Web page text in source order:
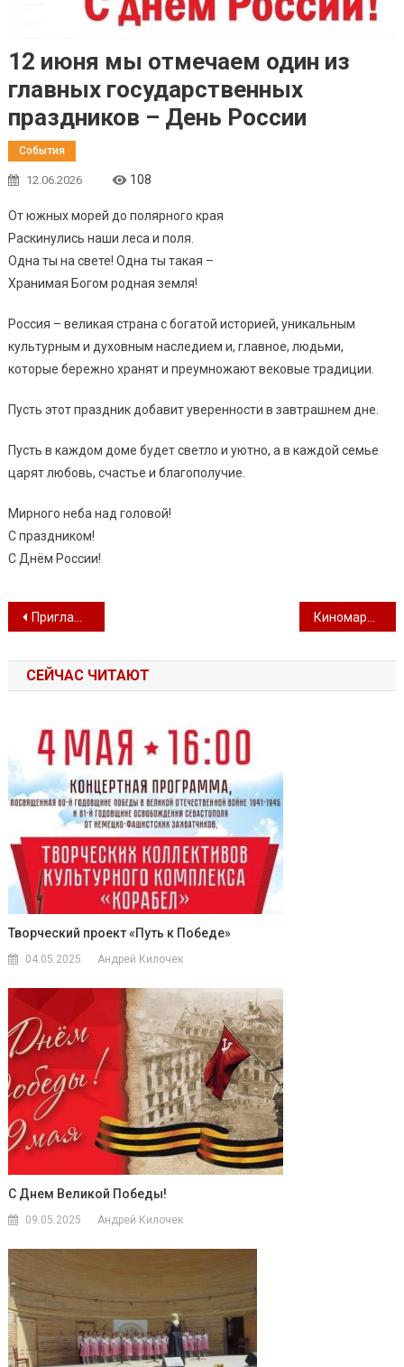
12 июня мы отмечаем один из
главных государственных
праздников – День России
События
12.06.2026 108
От южных морей до полярного края
Раскинулись наши леса и поля.
Одна ты на свете! Одна ты такая –
Хранимая Богом родная земля!
Россия – великая страна с богатой историей, уникальным
культурным и духовным наследием и, главное, людьми,
которые бережно хранят и преумножают вековые традиции.
Пусть этот праздник добавит уверенности в завтрашнем дне.
Пусть в каждом доме будет светло и уютно, а в каждой семье
царят любовь, счастье и благополучие.
Мирного неба над головой!
С праздником!
С Днём России!
Навигация по записям
Приглашаем на праздничный концерт ко Дню России
СЕЙЧАС ЧИТАЮТ
Творческий проект «Путь к Победе»
04.05.2025 Андрей Килочек
С Днем Великой Победы!
09.05.2025 Андрей Килочек